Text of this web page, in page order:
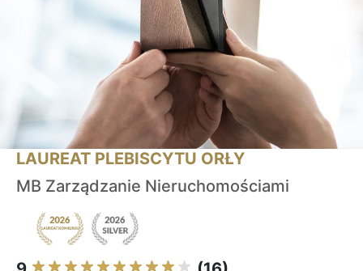
LAUREAT PLEBISCYTU ORŁY
MB Zarządzanie Nieruchomościami